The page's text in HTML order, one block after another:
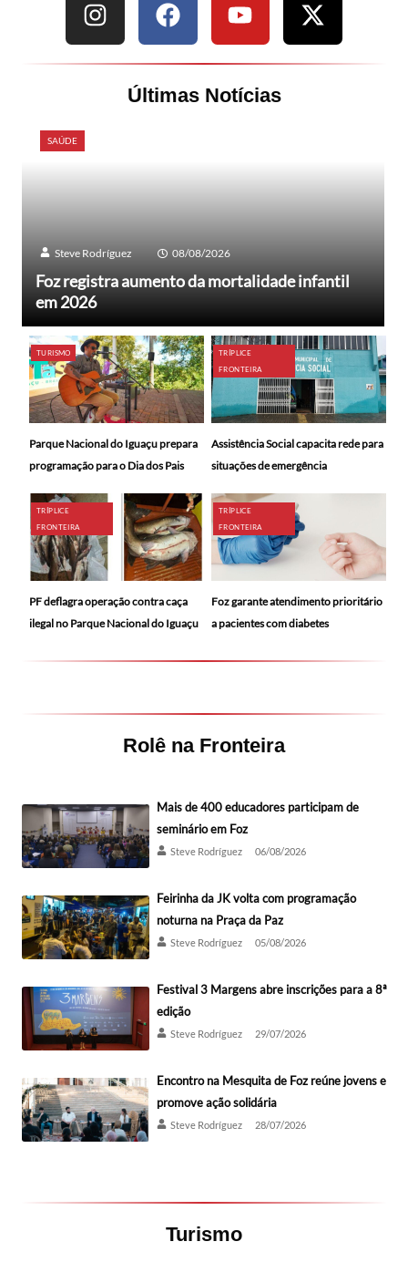
Últimas Notícias
SAÚDE
Steve Rodríguez 08/08/2026
Foz registra aumento da mortalidade infantil
em 2026
TURISMO
Parque Nacional do Iguaçu prepara
programação para o Dia dos Pais
TRÍPLICE
FRONTEIRA
Assistência Social capacita rede para
situações de emergência
TRÍPLICE
FRONTEIRA
PF deflagra operação contra caça
ilegal no Parque Nacional do Iguaçu
TRÍPLICE
FRONTEIRA
Foz garante atendimento prioritário
a pacientes com diabetes
Rolê na Fronteira
Mais de 400 educadores participam de
seminário em Foz
Steve Rodríguez 06/08/2026
Feirinha da JK volta com programação
noturna na Praça da Paz
Steve Rodríguez 05/08/2026
Festival 3 Margens abre inscrições para a 8ª
edição
Steve Rodríguez 29/07/2026
Encontro na Mesquita de Foz reúne jovens e
promove ação solidária
Steve Rodríguez 28/07/2026
Turismo